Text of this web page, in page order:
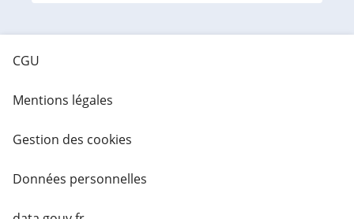
CGU
Mentions légales
Gestion des cookies
Données personnelles